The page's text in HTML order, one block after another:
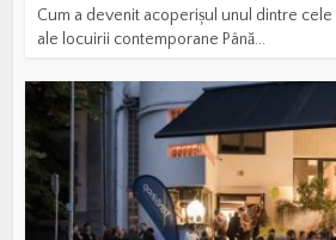
Cum a devenit acoperișul unul dintre
ale locuirii contemporane Până...